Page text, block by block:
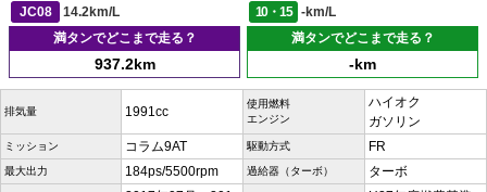
JC08
14.2km/L 10・15
-km/L
満タンでどこまで走る？
937.2km
満タンでどこまで走る？
-km
排気量 1991cc
使用燃料
エンジン
ハイオク
ガソリン
ミッション コラム9AT 駆動方式 FR
最大出力 184ps/5500rpm 過給器（ターボ） ターボ